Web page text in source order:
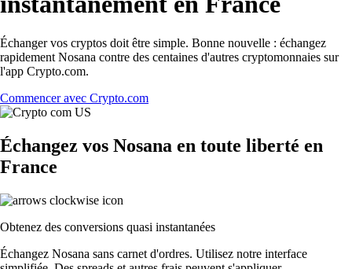
Échanger vos cryptos doit être simple. Bonne nouvelle : échangez
rapidement Nosana contre des centaines d'autres cryptomonnaies sur
l'app Crypto.com.
Commencer avec Crypto.com
Échangez vos Nosana en toute liberté en
France
Obtenez des conversions quasi instantanées
Échangez Nosana sans carnet d'ordres. Utilisez notre interface